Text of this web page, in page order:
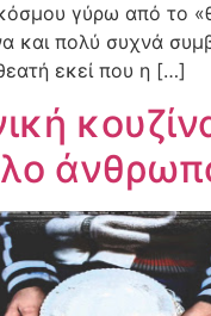
γύρω από το
και πολύ συχνά
εκεί που η […]